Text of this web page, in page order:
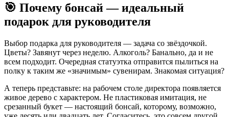
🎯 Почему бонсай — идеальный
подарок для руководителя
Выбор подарка для руководителя — задача со звёздочкой.
Цветы? Завянут через неделю. Алкоголь? Банально, да и не
всем подходит. Очередная статуэтка отправится пылиться на
полку к таким же «значимым» сувенирам. Знакомая ситуация?
А теперь представьте: на рабочем столе директора появляется
живое дерево с характером. Не пластиковая имитация, не
срезанный букет — настоящий бонсай, которому, возможно,